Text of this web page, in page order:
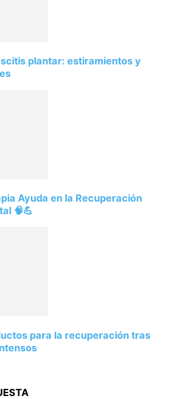
plantar: estiramientos y
Ayuda en la Recuperación
🧠💪
para la recuperación tras